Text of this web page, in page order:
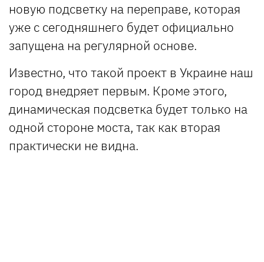
новую подсветку на переправе, которая
уже с сегодняшнего будет официально
запущена на регулярной основе.
Известно, что такой проект в Украине наш
город внедряет первым. Кроме этого,
динамическая подсветка будет только на
одной стороне моста, так как вторая
практически не видна.